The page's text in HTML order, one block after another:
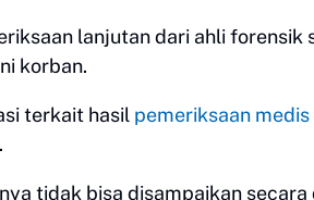
lanjutan dari ahli forensik
korban.
terkait hasil pemeriksaan medis
tidak bisa disampaikan secara